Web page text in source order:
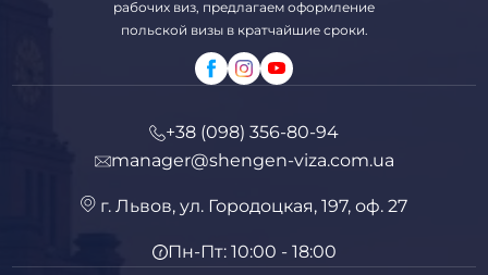
рабочих виз, предлагаем оформление
польской визы в кратчайшие сроки.
+38 (098) 356-80-94
manager@shengen-viza.com.ua
г. Львов, ул. Городоцкая, 197, оф. 27
Пн-Пт: 10:00 - 18:00